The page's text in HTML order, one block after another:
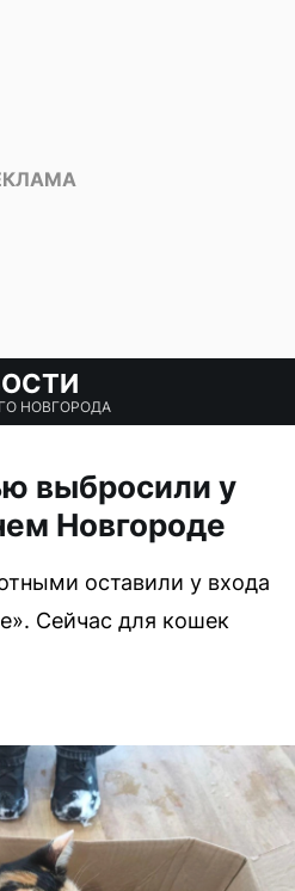
НОВГОРОДА
выбросили у
Новгороде
оставили у входа
Сейчас для кошек